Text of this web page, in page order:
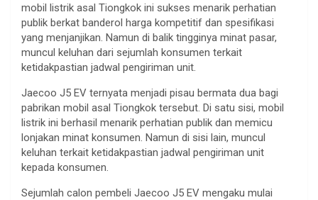
mobil listrik asal Tiongkok ini sukses menarik perhatian
publik berkat banderol harga kompetitif dan spesifikasi
yang menjanjikan. Namun di balik tingginya minat pasar,
muncul keluhan dari sejumlah konsumen terkait
ketidakpastian jadwal pengiriman unit.
Jaecoo J5 EV ternyata menjadi pisau bermata dua bagi
pabrikan mobil asal Tiongkok tersebut. Di satu sisi, mobil
listrik ini berhasil menarik perhatian publik dan memicu
lonjakan minat konsumen. Namun di sisi lain, muncul
keluhan terkait ketidakpastian jadwal pengiriman unit
kepada konsumen.
Sejumlah calon pembeli Jaecoo J5 EV mengaku mulai